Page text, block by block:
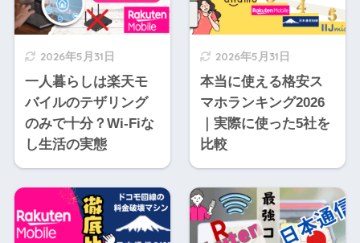
2026年5月31日
一人暮らしは楽天モ
バイルのテザリング
のみで十分？Wi-Fiな
し生活の実態
2026年5月31日
本当に使える格安ス
マホランキング2026
｜実際に使った5社を
比較